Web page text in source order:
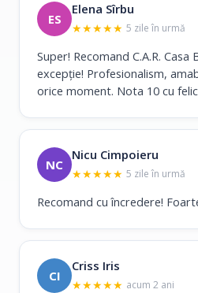
ES
Elena Sîrbu
★★★★★ 5 zile în urmă
Super! Recomand C.A.R. Casa
excepție! Profesionalism,
orice moment. Nota 10 cu
NC
Nicu Cimpoieru
★★★★★ 5 zile în urmă
Recomand cu încredere!
CI
Criss Iris
★★★★★ acum 2 ani